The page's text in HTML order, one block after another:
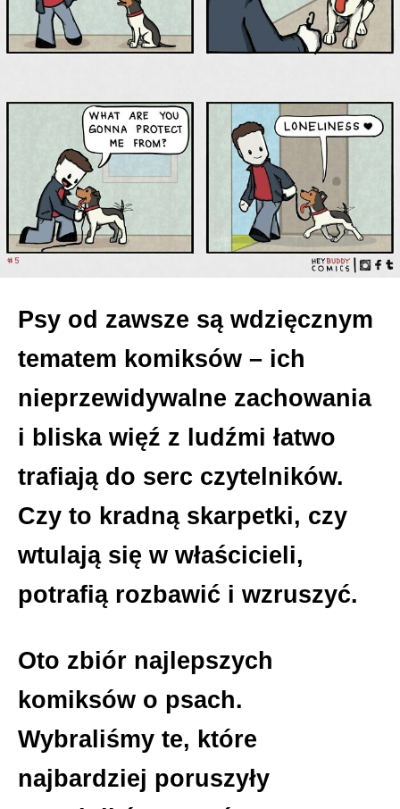
Psy od zawsze są wdzięcznym
tematem komiksów – ich
nieprzewidywalne zachowania
i bliska więź z ludźmi łatwo
trafiają do serc czytelników.
Czy to kradną skarpetki, czy
wtulają się w właścicieli,
potrafią rozbawić i wzruszyć.
Oto zbiór najlepszych
komiksów o psach.
Wybraliśmy te, które
najbardziej poruszyły